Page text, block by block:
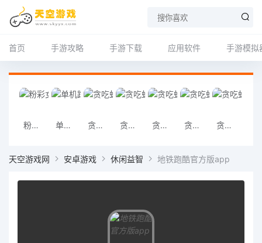
首页 手游攻略 手游下载 应用软件 手游模拟
粉彩女孩 单机跑得快:关牌 贪吃蛇大作战安卓APP 贪吃蛇大作战安卓版 贪吃蛇大作战手机版APP 贪吃蛇大作战手机版 贪吃蛇大作战正版
天空游戏网 安卓游戏 休闲益智 地铁跑酷官方版app